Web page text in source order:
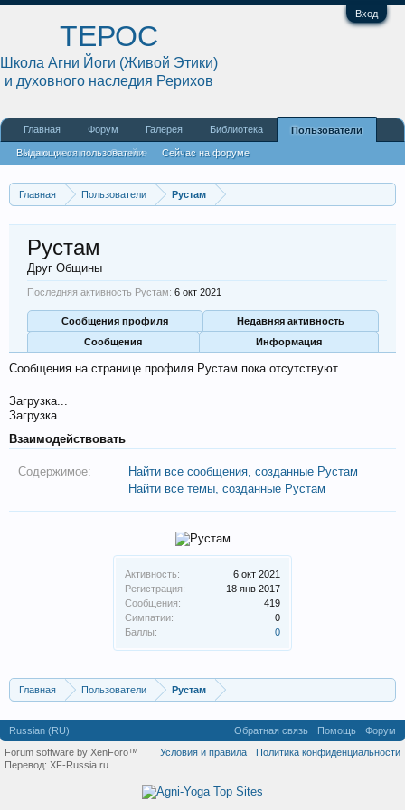
Вход
Главная Пользователи Рустам
Активность:
6 окт 2021
Регистрация:
18 янв 2017
Сообщения:
419
Симпатии:
0
Баллы:
0
Рустам
Друг Общины
Последняя активность Рустам: 6 окт 2021
Сообщения профиля
Недавняя активность
Сообщения
Информация
Сообщения на странице профиля Рустам пока отсутствуют.
Загрузка...
Загрузка...
Взаимодействовать
Содержимое:
Найти все сообщения, созданные Рустам
Найти все темы, созданные Рустам
Главная Пользователи Рустам
ТЕРОС
Школа Агни Йоги (Живой Этики)
и духовного наследия Рерихов
Главная Форум Галерея Библиотека Пользователи
Выдающиеся пользователи Сейчас на форуме
Наши статьи О сайте
Russian (RU) Обратная связь Помощь
Форум
Условия и правила
Политика конфиденциальности
Forum software by XenForo™
Перевод: XF-Russia.ru